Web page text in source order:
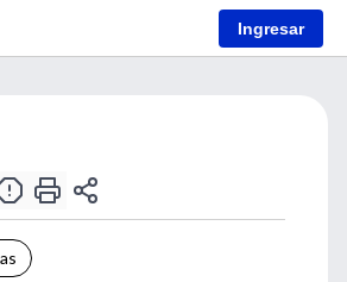
Ingresar